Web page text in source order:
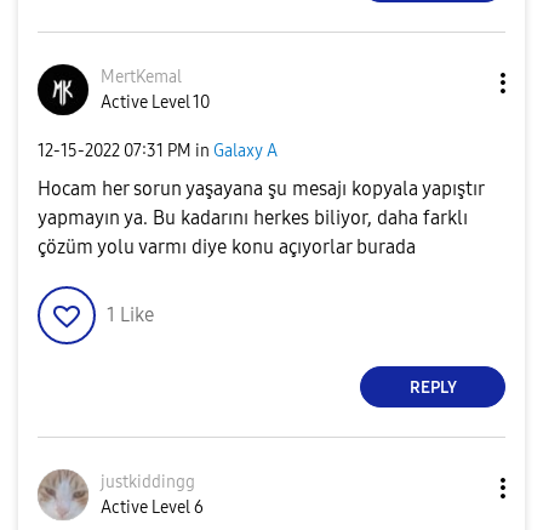
MertKemal
Active Level 10
‎12-15-2022 07:31 PM in Galaxy A
Hocam her sorun yaşayana şu mesajı kopyala yapıştır
yapmayın ya. Bu kadarını herkes biliyor, daha farklı
çözüm yolu varmı diye konu açıyorlar burada
1 Like
REPLY
justkiddingg
Active Level 6